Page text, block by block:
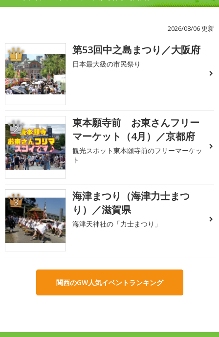
2026/08/06 更新
1 第53回中之島まつり／大阪府
日本最大級の市民祭り
2
東本願寺前 お東さんフリー
マーケット（4月）／京都府
観光スポット東本願寺前のフリーマーケッ
ト
3
海津まつり（海津力士まつ
り）／滋賀県
海津天神社の「力士まつり」
関西のGW人気イベントランキング